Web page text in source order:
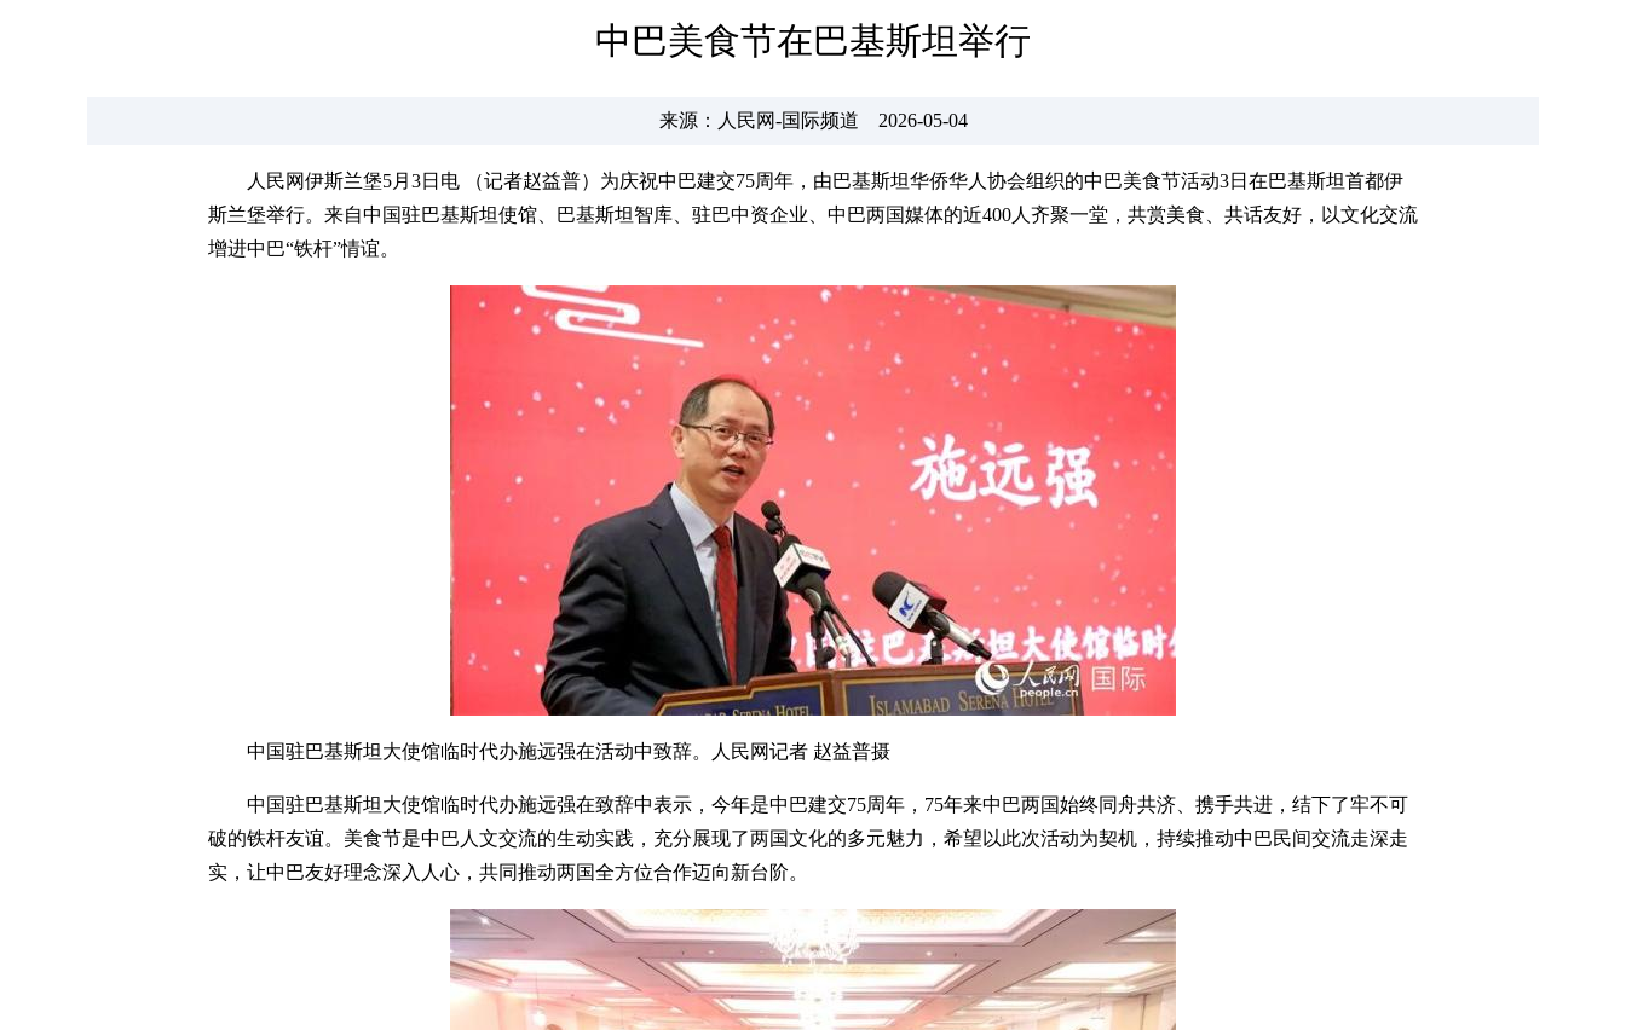
中巴美食节在巴基斯坦举行
来源：人民网-国际频道 2026-05-04
人民网伊斯兰堡5月3日电 （记者赵益普）为庆祝中巴建交75周年，由巴基斯坦华侨华人协会组织的中巴美食节活动3日在巴基斯坦首都伊
斯兰堡举行。来自中国驻巴基斯坦使馆、巴基斯坦智库、驻巴中资企业、中巴两国媒体的近400人齐聚一堂，共赏美食、共话友好，以文化交流
增进中巴“铁杆”情谊。
中国驻巴基斯坦大使馆临时代办施远强在活动中致辞。人民网记者 赵益普摄
中国驻巴基斯坦大使馆临时代办施远强在致辞中表示，今年是中巴建交75周年，75年来中巴两国始终同舟共济、携手共进，结下了牢不可
破的铁杆友谊。美食节是中巴人文交流的生动实践，充分展现了两国文化的多元魅力，希望以此次活动为契机，持续推动中巴民间交流走深走
实，让中巴友好理念深入人心，共同推动两国全方位合作迈向新台阶。